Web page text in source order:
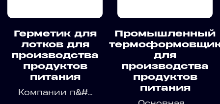
Герметик для
лотков для
производства
продуктов
питания
Компании п&#...
Промышленный
для
производства
продуктов
питания